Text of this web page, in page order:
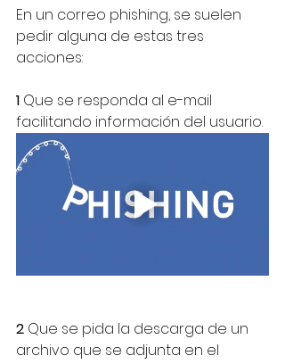
En un correo phishing, se suelen
pedir alguna de estas tres
acciones:
1 Que se responda al e-mail
facilitando información del usuario.
2 Que se pida la descarga de un
archivo que se adjunta en el